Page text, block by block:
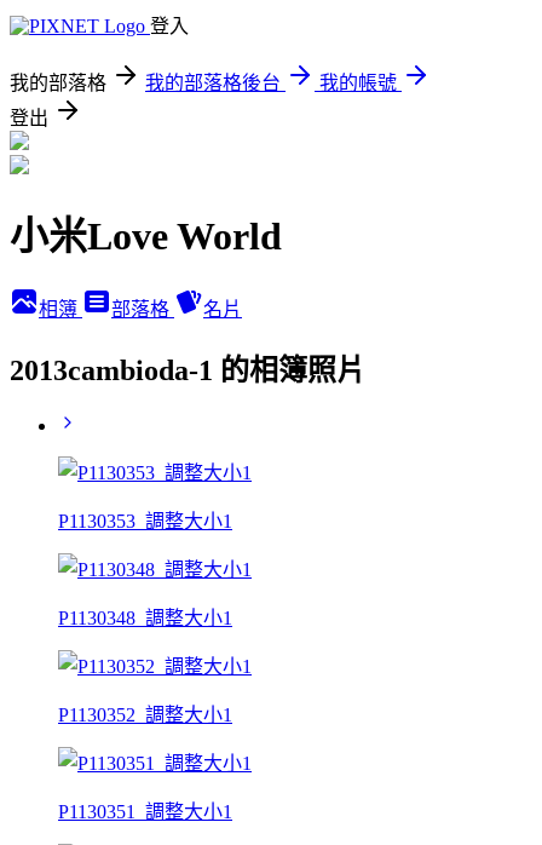
登入
我的部落格 我的部落格後台
我的帳號
登出
小米Love World
相簿 部落格 名片
2013cambioda-1 的相簿照片
P1130353_調整大小1
P1130348_調整大小1
P1130352_調整大小1
P1130351_調整大小1